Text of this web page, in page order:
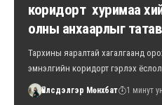
коридорт хуримаа
олны анхаарлыг татав
Тархины яаралтай хагалгаанд
эмнэлгийн коридорт гэрлэх
Үйлсдэлгэр Мөнхбат 1 минут